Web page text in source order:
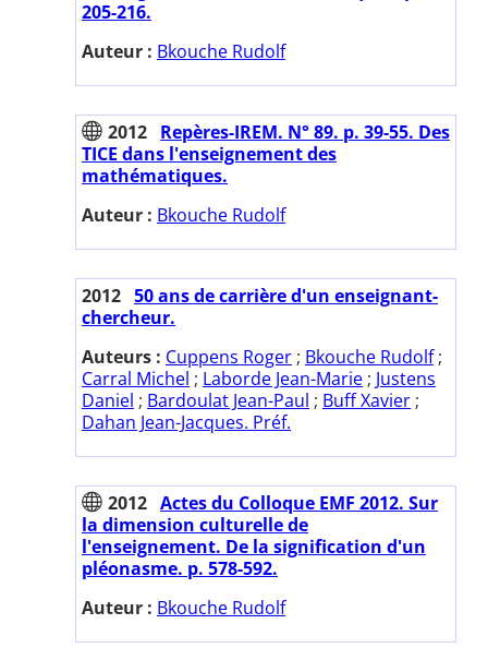
205-216.
Auteur : Bkouche Rudolf
2012 Repères-IREM. N° 89. p. 39-55. Des
TICE dans l'enseignement des
mathématiques.
Auteur : Bkouche Rudolf
2012 50 ans de carrière d'un enseignant-
chercheur.
Auteurs : Cuppens Roger ; Bkouche Rudolf;
Carral Michel ; Laborde Jean-Marie ; Justens
Daniel ; Bardoulat Jean-Paul ; Buff Xavier ;
Dahan Jean-Jacques. Préf.
2012 Actes du Colloque EMF 2012. Sur
la dimension culturelle de
l'enseignement. De la signification d'un
pléonasme. p. 578-592.
Auteur : Bkouche Rudolf